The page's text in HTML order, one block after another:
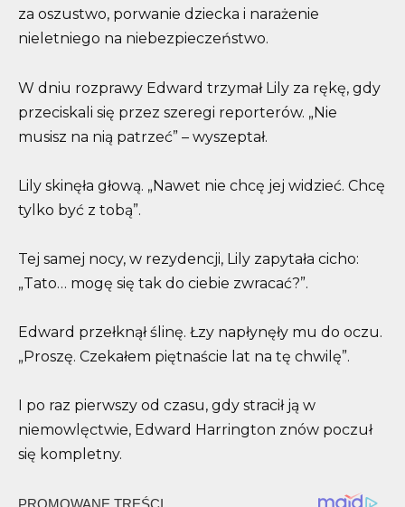
za oszustwo, porwanie dziecka i narażenie
nieletniego na niebezpieczeństwo.
W dniu rozprawy Edward trzymał Lily za rękę, gdy
przeciskali się przez szeregi reporterów. „Nie
musisz na nią patrzeć” – wyszeptał.
Lily skinęła głową. „Nawet nie chcę jej widzieć. Chcę
tylko być z tobą”.
Tej samej nocy, w rezydencji, Lily zapytała cicho:
„Tato… mogę się tak do ciebie zwracać?”.
Edward przełknął ślinę. Łzy napłynęły mu do oczu.
„Proszę. Czekałem piętnaście lat na tę chwilę”.
I po raz pierwszy od czasu, gdy stracił ją w
niemowlęctwie, Edward Harrington znów poczuł
się kompletny.